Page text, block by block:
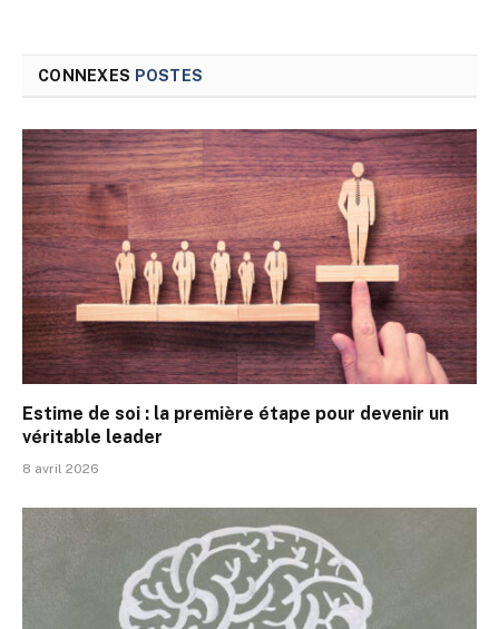
CONNEXES POSTES
Estime de soi : la première étape pour devenir un
véritable leader
8 avril 2026